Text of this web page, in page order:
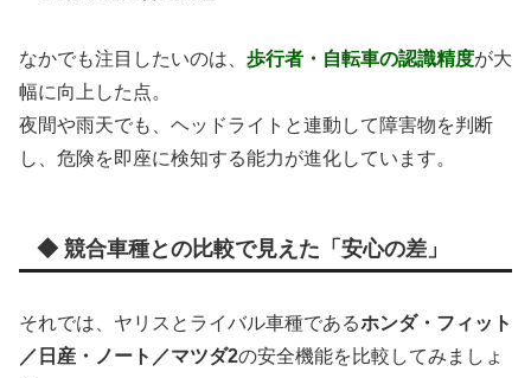
なかでも注目したいのは、 歩行者・自転車の認識精度が大
幅に向上した点。
夜間や雨天でも、ヘッドライトと連動して障害物を判断
し、危険を即座に検知する能力が進化しています。
◆ 競合車種との比較で見えた「安心の差」
それでは、ヤリスとライバル車種であるホンダ・フィット
／日産・ノート／マツダ2の安全機能を比較してみましょ